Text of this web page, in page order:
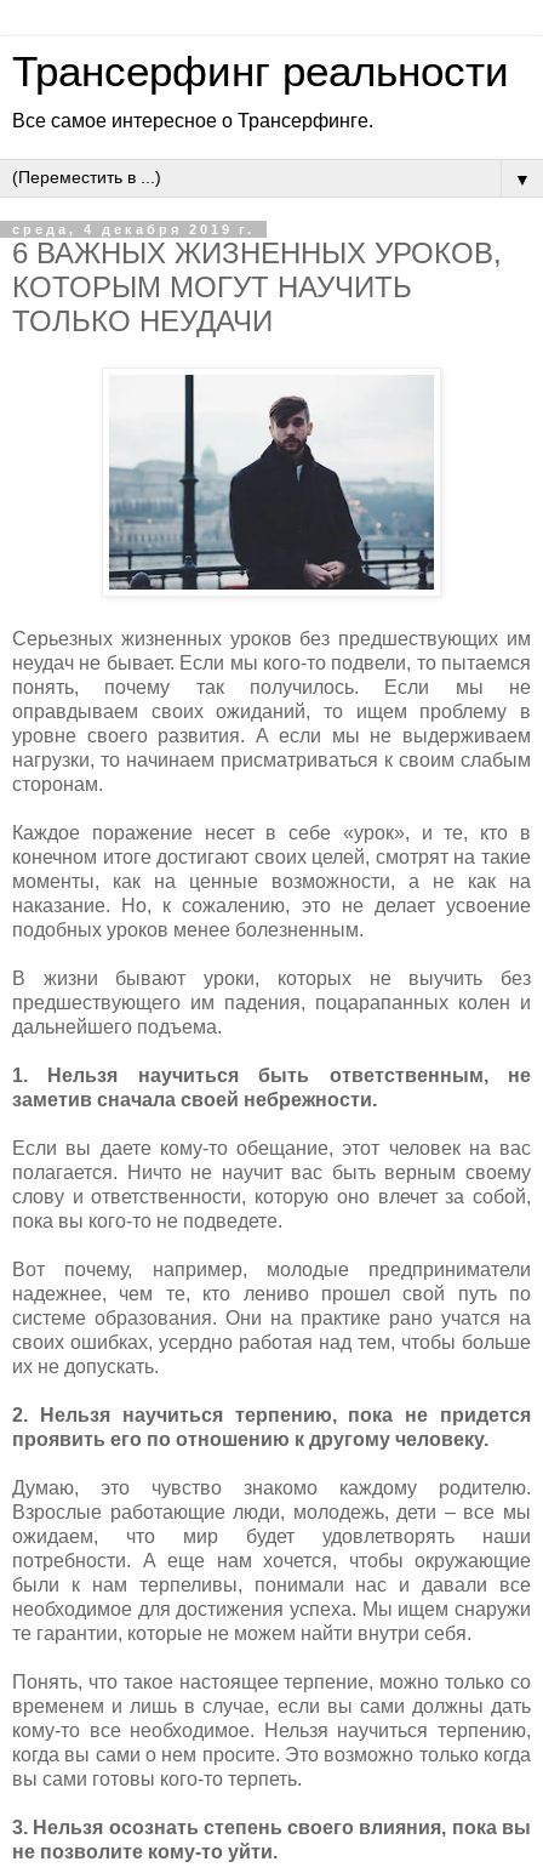
Трансерфинг реальности
Все самое интересное о Трансерфинге.
▼
среда, 4 декабря 2019 г.
6 ВАЖНЫХ ЖИЗНЕННЫХ УРОКОВ,
КОТОРЫМ МОГУТ НАУЧИТЬ
ТОЛЬКО НЕУДАЧИ
Серьезных жизненных уроков без предшествующих им
неудач не бывает. Если мы кого-то подвели, то пытаемся
понять, почему так получилось. Если мы не
оправдываем своих ожиданий, то ищем проблему в
уровне своего развития. А если мы не выдерживаем
нагрузки, то начинаем присматриваться к своим слабым
сторонам.
Каждое поражение несет в себе «урок», и те, кто в
конечном итоге достигают своих целей, смотрят на такие
моменты, как на ценные возможности, а не как на
наказание. Но, к сожалению, это не делает усвоение
подобных уроков менее болезненным.
В жизни бывают уроки, которых не выучить без
предшествующего им падения, поцарапанных колен и
дальнейшего подъема.
1. Нельзя научиться быть ответственным, не
заметив сначала своей небрежности.
Если вы даете кому-то обещание, этот человек на вас
полагается. Ничто не научит вас быть верным своему
слову и ответственности, которую оно влечет за собой,
пока вы кого-то не подведете.
Вот почему, например, молодые предприниматели
надежнее, чем те, кто лениво прошел свой путь по
системе образования. Они на практике рано учатся на
своих ошибках, усердно работая над тем, чтобы больше
их не допускать.
2. Нельзя научиться терпению, пока не придется
проявить его по отношению к другому человеку.
Думаю, это чувство знакомо каждому родителю.
Взрослые работающие люди, молодежь, дети – все мы
ожидаем, что мир будет удовлетворять наши
потребности. А еще нам хочется, чтобы окружающие
были к нам терпеливы, понимали нас и давали все
необходимое для достижения успеха. Мы ищем снаружи
те гарантии, которые не можем найти внутри себя.
Понять, что такое настоящее терпение, можно только со
временем и лишь в случае, если вы сами должны дать
кому-то все необходимое. Нельзя научиться терпению,
когда вы сами о нем просите. Это возможно только когда
вы сами готовы кого-то терпеть.
3. Нельзя осознать степень своего влияния, пока вы
не позволите кому-то уйти.